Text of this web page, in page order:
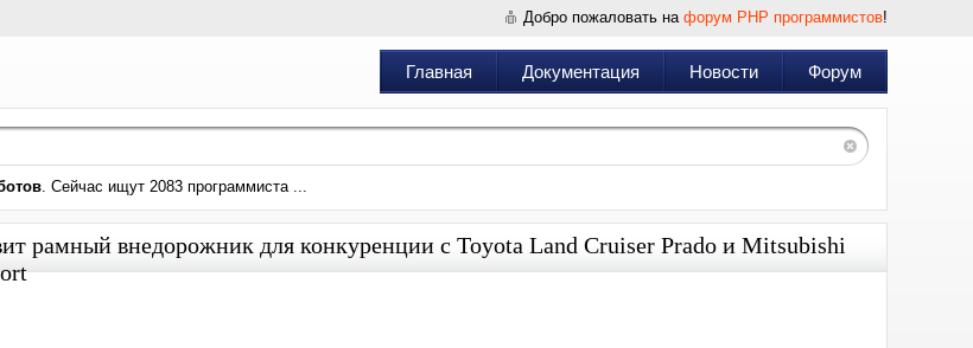
Добро пожаловать на форум PHP программистов!
Главная Документация Новости Форум
. Сейчас ищут 2083 программиста ...
рамный внедорожник для конкуренции с Toyota Land Cruiser Prado и Mitsubishi